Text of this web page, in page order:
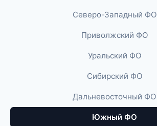
Северо-Западный ФО
Приволжский ФО
Уральский ФО
Сибирский ФО
Дальневосточный ФО
Южный ФО